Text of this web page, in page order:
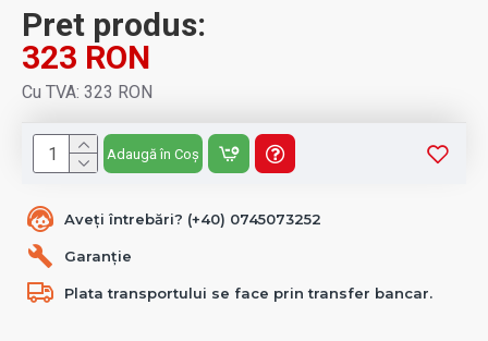
Aveți întrebări? (+40) 0745073252
Garanție
Plata transportului se face prin transfer bancar.
Pret produs:
323 RON
Cu TVA: 323 RON
Adaugă în Coș